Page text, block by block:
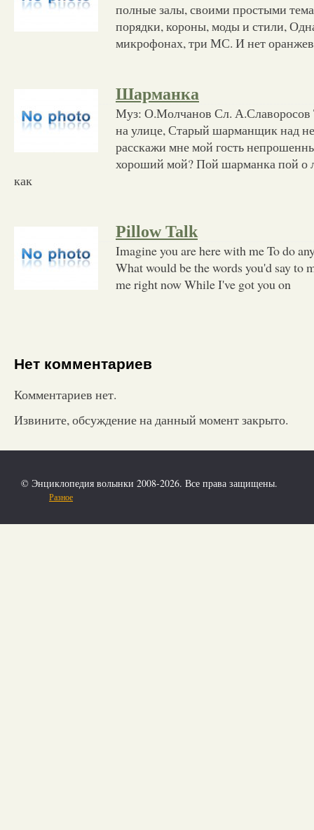
полные залы, своими простыми
порядки, короны, моды и стили,
микрофонах, три МС. И нет
Шарманка
Муз: О.Молчанов Сл. А.Славоросов
на улице, Старый шарманщик над
расскажи мне мой гость
хороший мой? Пой шарманка пой о
как
Pillow Talk
Imagine you are here with me To do
What would be the words you'd say to
me right now While I've got you on
Нет комментариев
Комментариев нет.
Извините, обсуждение на данный момент закрыто.
© Энциклопедия волынки 2008-2026. Все права защищены.
Разное